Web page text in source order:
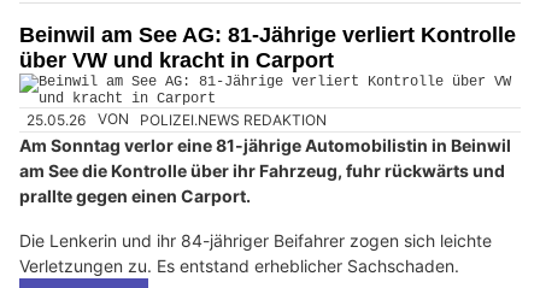
Beinwil am See AG: 81-Jährige verliert Kontrolle
über VW und kracht in Carport
25.05.26 VON POLIZEI.NEWS REDAKTION
Am Sonntag verlor eine 81-jährige Automobilistin in Beinwil
am See die Kontrolle über ihr Fahrzeug, fuhr rückwärts und
prallte gegen einen Carport.
Die Lenkerin und ihr 84-jähriger Beifahrer zogen sich leichte
Verletzungen zu. Es entstand erheblicher Sachschaden.